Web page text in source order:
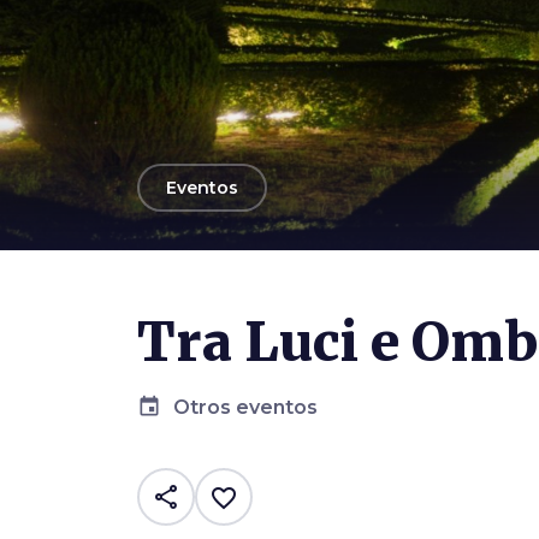
arrow_back
Eventos
Tra Luci e
event Otros eventos
share favorite_border